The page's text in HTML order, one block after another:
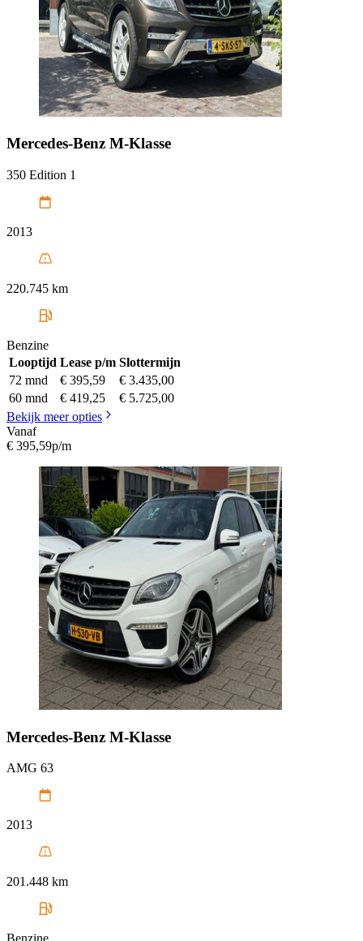
Mercedes-Benz M-Klasse
350 Edition 1
2013
220.745 km
Benzine
Looptijd Lease p/m Slottermijn
72 mnd
€ 395,59
€ 3.435,00
60 mnd
€ 419,25
€ 5.725,00
Bekijk meer opties
Vanaf
€ 395,59p/m
Mercedes-Benz M-Klasse
AMG 63
2013
201.448 km